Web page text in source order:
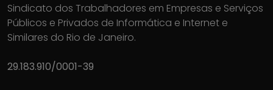
Sindicato dos Trabalhadores em Empresas e Serviços
Públicos e Privados de Informática e Internet e
Similares do Rio de Janeiro.
29.183.910/0001-39